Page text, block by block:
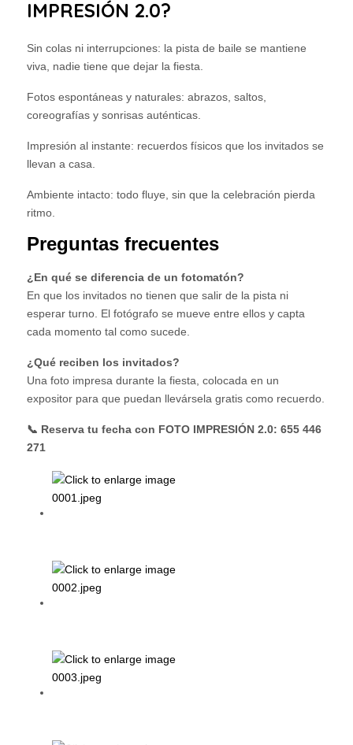
IMPRESIÓN 2.0?
Sin colas ni interrupciones: la pista de baile se mantiene
viva, nadie tiene que dejar la fiesta.
Fotos espontáneas y naturales: abrazos, saltos,
coreografías y sonrisas auténticas.
Impresión al instante: recuerdos físicos que los invitados se
llevan a casa.
Ambiente intacto: todo fluye, sin que la celebración pierda
ritmo.
Preguntas frecuentes
¿En qué se diferencia de un fotomatón?
En que los invitados no tienen que salir de la pista ni
esperar turno. El fotógrafo se mueve entre ellos y capta
cada momento tal como sucede.
¿Qué reciben los invitados?
Una foto impresa durante la fiesta, colocada en un
expositor para que puedan llevársela gratis como recuerdo.
📞 Reserva tu fecha con FOTO IMPRESIÓN 2.0: 655 446
271